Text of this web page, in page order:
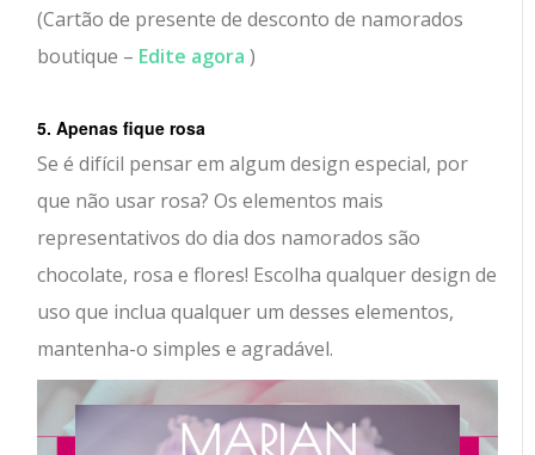
(Cartão de presente de desconto de namorados
boutique – Edite agora )
5. Apenas fique rosa
Se é difícil pensar em algum design especial, por
que não usar rosa? Os elementos mais
representativos do dia dos namorados são
chocolate, rosa e flores! Escolha qualquer design de
uso que inclua qualquer um desses elementos,
mantenha-o simples e agradável.